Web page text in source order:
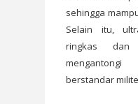
sehingga
Selain itu,
ringkas
berstandar